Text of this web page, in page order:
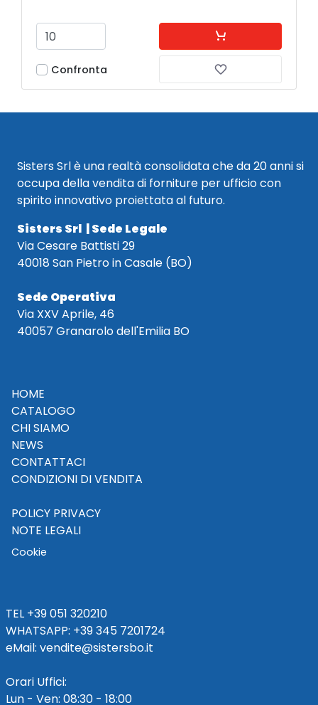
Confronta
Sisters Srl è una realtà consolidata che da 20 anni si
occupa della vendita di forniture per ufficio con
spirito innovativo proiettata al futuro.
Sisters Srl | Sede Legale
Via Cesare Battisti 29
40018 San Pietro in Casale (BO)
Sede Operativa
Via XXV Aprile, 46
40057 Granarolo dell'Emilia BO
HOME
CATALOGO
CHI SIAMO
NEWS
CONTATTACI
CONDIZIONI DI VENDITA
POLICY PRIVACY
NOTE LEGALI
Cookie
TEL +39 051 320210
WHATSAPP: +39345 7201724
eMail: vendite@sistersbo.it
Orari Uffici:
Lun - Ven: 08:30 - 18:00